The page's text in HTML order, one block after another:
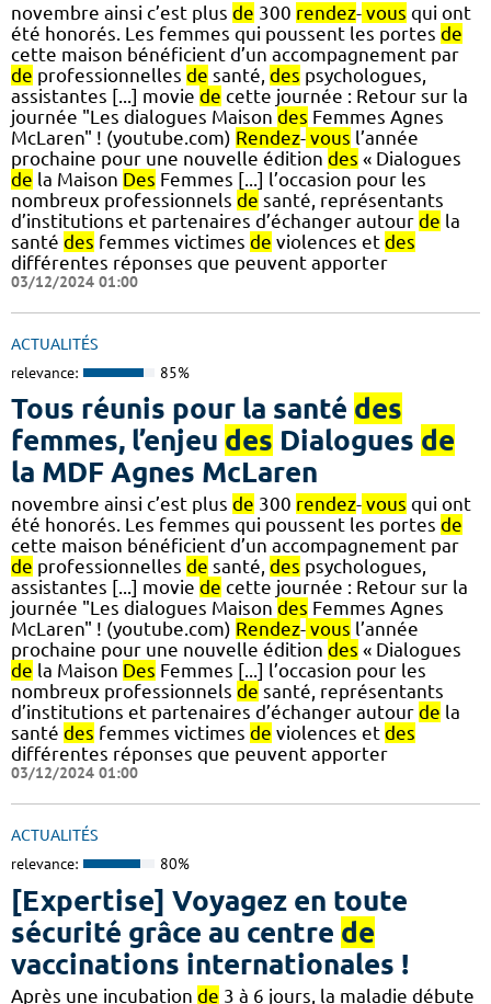
novembre ainsi c’est plus de 300 rendez- vous qui ont
été honorés. Les femmes qui poussent les portes de
cette maison bénéficient d’un accompagnement par
de professionnelles de santé, des psychologues,
assistantes [...] movie de cette journée : Retour sur la
journée "Les dialogues Maison des Femmes Agnes
McLaren" ! (youtube.com) Rendez- vous l’année
prochaine pour une nouvelle édition des « Dialogues
de la Maison Des Femmes [...] l’occasion pour les
nombreux professionnels de santé, représentants
d’institutions et partenaires d’échanger autour de la
santé des femmes victimes de violences et des
différentes réponses que peuvent apporter
03/12/2024 01:00
ACTUALITÉS
relevance: 85%
Tous réunis pour la santé des
femmes, l’enjeu des Dialogues de
la MDF Agnes McLaren
novembre ainsi c’est plus de 300 rendez- vous qui ont
été honorés. Les femmes qui poussent les portes de
cette maison bénéficient d’un accompagnement par
de professionnelles de santé, des psychologues,
assistantes [...] movie de cette journée : Retour sur la
journée "Les dialogues Maison des Femmes Agnes
McLaren" ! (youtube.com) Rendez- vous l’année
prochaine pour une nouvelle édition des « Dialogues
de la Maison Des Femmes [...] l’occasion pour les
nombreux professionnels de santé, représentants
d’institutions et partenaires d’échanger autour de la
santé des femmes victimes de violences et des
différentes réponses que peuvent apporter
03/12/2024 01:00
ACTUALITÉS
relevance: 80%
[Expertise] Voyagez en toute
sécurité grâce au centre de
vaccinations internationales !
Après une incubation de 3 à 6 jours, la maladie débute